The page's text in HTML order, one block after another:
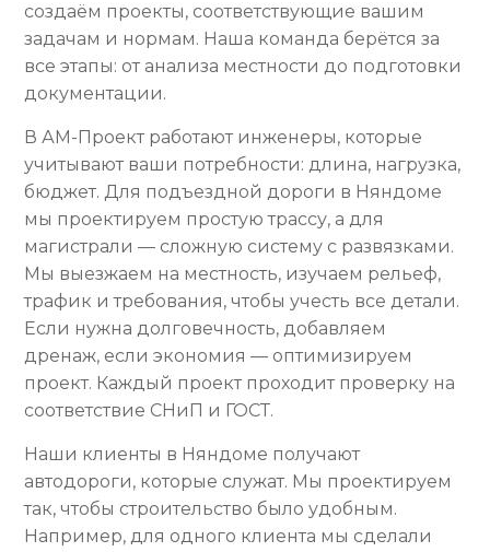
создаём проекты, соответствующие вашим
задачам и нормам. Наша команда берётся за
все этапы: от анализа местности до подготовки
документации.
В АМ-Проект работают инженеры, которые
учитывают ваши потребности: длина, нагрузка,
бюджет. Для подъездной дороги в Няндоме
мы проектируем простую трассу, а для
магистрали — сложную систему с развязками.
Мы выезжаем на местность, изучаем рельеф,
трафик и требования, чтобы учесть все детали.
Если нужна долговечность, добавляем
дренаж, если экономия — оптимизируем
проект. Каждый проект проходит проверку на
соответствие СНиП и ГОСТ.
Наши клиенты в Няндоме получают
автодороги, которые служат. Мы проектируем
так, чтобы строительство было удобным.
Например, для одного клиента мы сделали